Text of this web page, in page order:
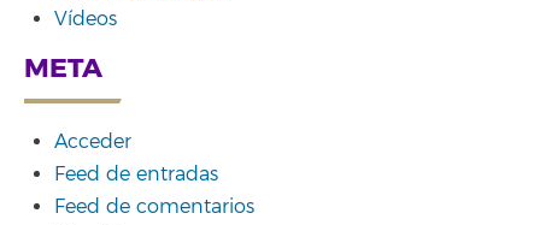
Vídeos
META
Acceder
Feed de entradas
Feed de comentarios